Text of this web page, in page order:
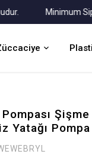
Minimum Sipariş
Pompası
Yatağı